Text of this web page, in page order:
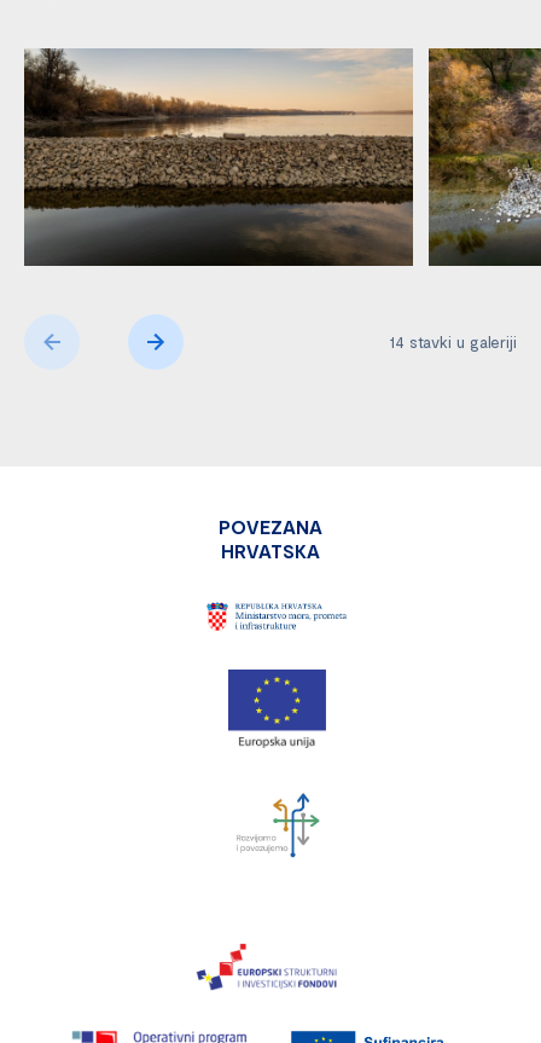
14 stavki u galeriji
POVEZANA
HRVATSKA